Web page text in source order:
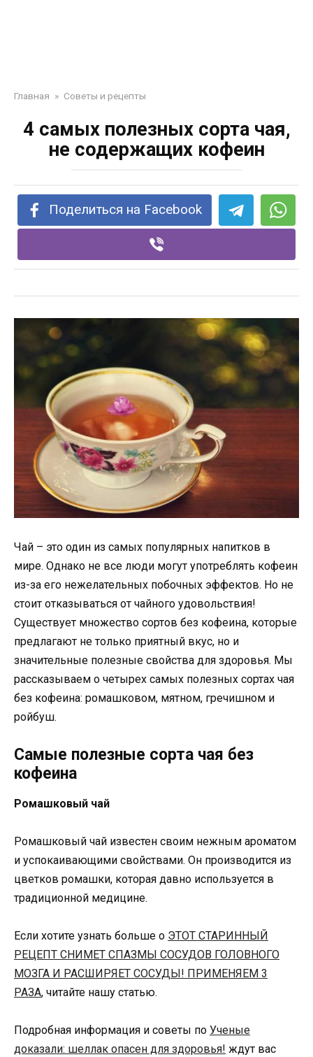
Главная » Советы и рецепты
4 самых полезных сорта чая,
не содержащих кофеин
Поделиться на Facebook
Чай – это один из самых популярных напитков в
мире. Однако не все люди могут употреблять кофеин
из-за его нежелательных побочных эффектов. Но не
стоит отказываться от чайного удовольствия!
Существует множество сортов без кофеина, которые
предлагают не только приятный вкус, но и
значительные полезные свойства для здоровья. Мы
рассказываем о четырех самых полезных сортах чая
без кофеина: ромашковом, мятном, гречишном и
ройбуш.
Самые полезные сорта чая без
кофеина
Ромашковый чай
Ромашковый чай известен своим нежным ароматом
и успокаивающими свойствами. Он производится из
цветков ромашки, которая давно используется в
традиционной медицине.
Если хотите узнать больше о ЭТОТ СТАРИННЫЙ
РЕЦЕПТ СНИМЕТ СПАЗМЫ СОСУДОВ ГОЛОВНОГО
МОЗГА И РАСШИРЯЕТ СОСУДЫ! ПРИМЕНЯЕМ 3
РАЗА, читайте нашу статью.
Подробная информация и советы по Ученые
доказали: шеллак опасен для здоровья! ждут вас